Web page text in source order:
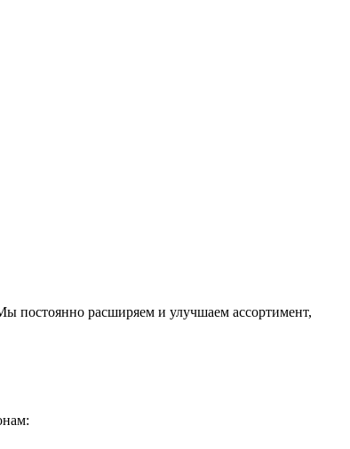
постоянно расширяем и улучшаем ассортимент,